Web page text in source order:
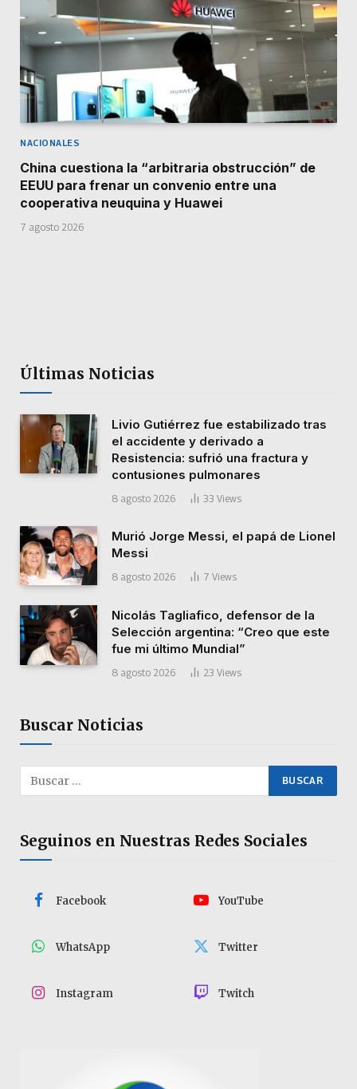
NACIONALES
China cuestiona la “arbitraria obstrucción” de
EEUU para frenar un convenio entre una
cooperativa neuquina y Huawei
7 agosto 2026
Últimas Noticias
Livio Gutiérrez fue estabilizado tras
el accidente y derivado a
Resistencia: sufrió una fractura y
contusiones pulmonares
8 agosto 2026 33 Views
Murió Jorge Messi, el papá de Lionel
Messi
8 agosto 2026 7 Views
Nicolás Tagliafico, defensor de la
Selección argentina: “Creo que este
fue mi último Mundial”
8 agosto 2026 23 Views
Buscar Noticias
Seguinos en Nuestras Redes Sociales
Facebook YouTube
WhatsApp Twitter
Instagram Twitch